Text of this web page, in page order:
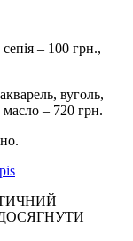
– 100 грн.,
вуголь,
масло – 720 грн.